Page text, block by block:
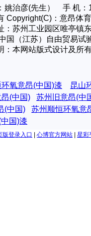
姚治彦(先生） 手 机
Copyright(C)：意昂
：苏州工业园区唯亭镇
国（江苏）自由贸易试
：本网站版式设计及所
氧意昂(中国)漆
昆山
昂(中国)
苏州旧意昂(中
(中国)
苏州顺恒环氧意
国)漆
版登录入口 心博官方网站 星彩